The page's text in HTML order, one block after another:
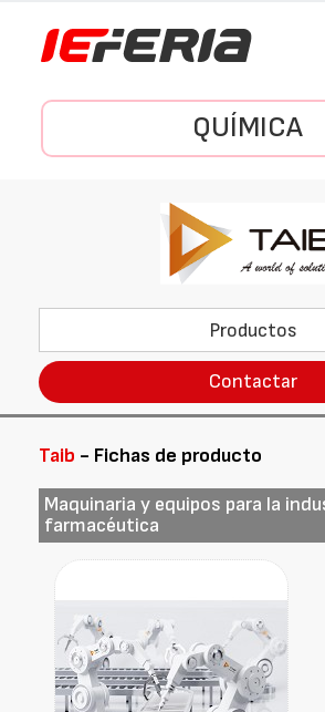
QUÍMICA
Productos
Contactar
Taib - Fichas de producto
Maquinaria y equipos para la
farmacéutica